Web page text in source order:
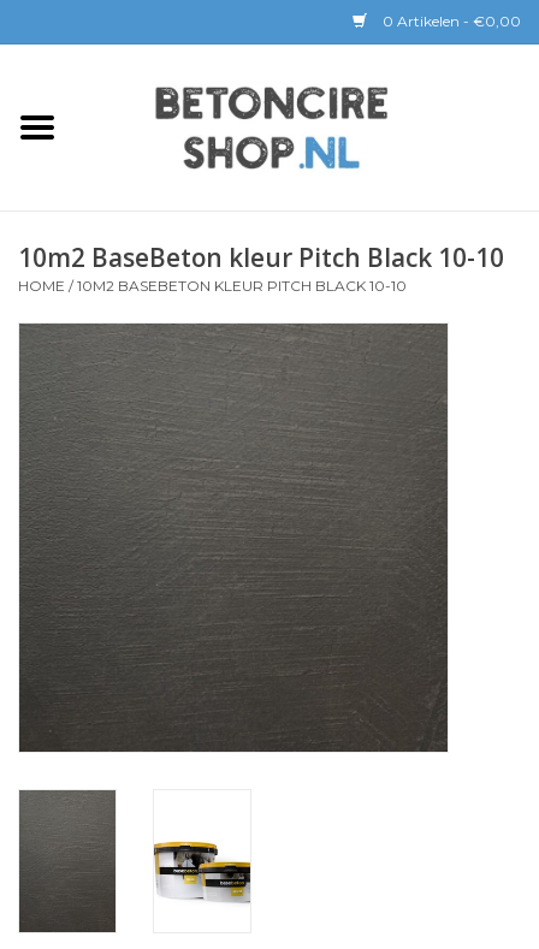
0 Artikelen - €0,00
Home
BaseBeton | Kant & Klaar
Sichtbeton
GEREEDSCHAP &
COATINGS
Verwerking
10m2 BaseBeton kleur Pitch Black 10-10
HOME /10M2 BASEBETON KLEUR PITCH BLACK 10-10